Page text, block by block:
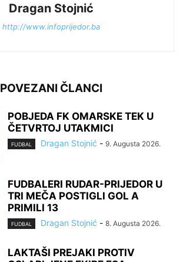
Dragan Stojnić
http://www.infoprijedor.ba
POVEZANI ČLANCI
POBJEDA FK OMARSKE TEK U
ČETVRTOJ UTAKMICI
FUDBAL Dragan Stojnić - 9. Augusta 2026.
FUDBALERI RUDAR-PRIJEDOR U
TRI MEČA POSTIGLI GOL A
PRIMILI 13
FUDBAL Dragan Stojnić - 8. Augusta 2026.
LAKTAŠI PREJAKI PROTIV